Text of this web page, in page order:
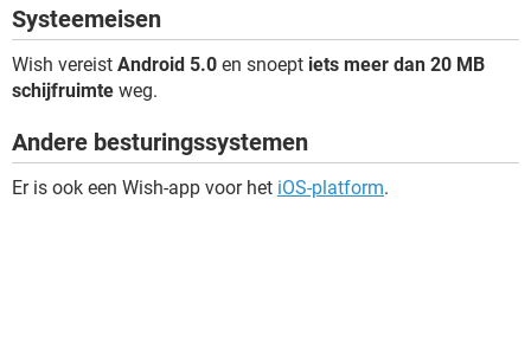
Systeemeisen
Wish vereist Android 5.0 en snoept iets meer dan 20 MB
schijfruimte weg.
Andere besturingssystemen
Er is ook een Wish-app voor het iOS-platform.